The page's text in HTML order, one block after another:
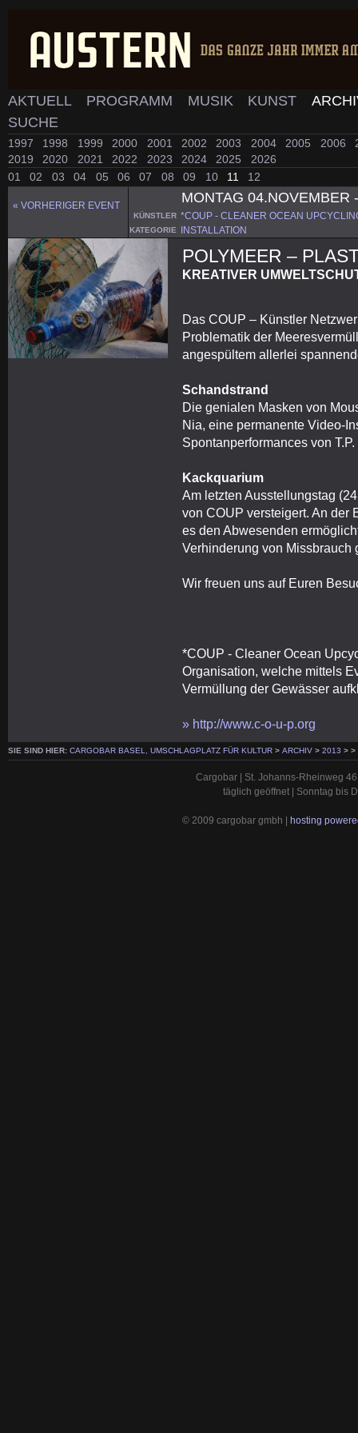
AKTUELL PROGRAMM MUSIK KUNST
SUCHE
1997 1998 1999 2000 2001 2002 2003 2004 2005 2006
2019
2020 2021 2022 2023 2024 2025
2026
01
02 03 04 05 06 07 08 09 10 11 12
« VORHERIGER EVENT
MONTAG 04.NOVEMBER
KÜNSTLER *COUP - CLEANER OCEAN
KATEGORIE INSTALLATION
POLYMEER –
KREATIVER
Das COUP – Künstler
Problematik der
angespültem allerlei
Schandstrand
Die genialen Masken von
Nia, eine permanente Video-
Spontanperformances von
Kackquarium
Am letzten Ausstellungstag
von COUP versteigert. An der
es den Abwesenden
Verhinderung von Missbrauch
Wir freuen uns auf Euren
*COUP - Cleaner Ocean
Organisation, welche mittels
Vermüllung der Gewässer
» http://www.c-o-u-p.org
SIE SIND HIER: CARGOBAR BASEL, UMSCHLAGPLATZ FÜR KULTUR > ARCHIV > 2013 > >
Cargobar | St. Johanns-Rheinweg
täglich geöffnet | Sonntag bis
© 2009 cargobar gmbh | hosting